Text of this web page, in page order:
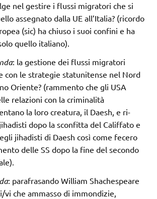
nel gestire i flussi migratori che si
assegnato dalla UE all’Italia? (ricordo
(sic) ha chiuso i suoi confini e ha
quello italiano).
: la gestione dei flussi migratori
con le strategie statunitense nel Nord
Oriente? (rammento che gli USA
relazioni con la criminalità
la loro creatura, il Daesh, e ri-
dopo la sconfitta del Califfato e
jihadisti di Daesh così come fecero
delle SS dopo la fine del secondo
: parafrasando William Shachespeare
vi che ammasso di immondizie,